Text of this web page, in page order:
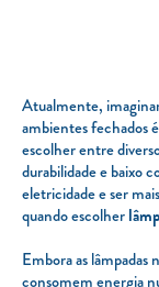
Atualmente,
ambientes fechados
escolher entre
durabilidade e baixo
eletricidade e ser
quando escolher
Embora as lâmpadas
consomem energia